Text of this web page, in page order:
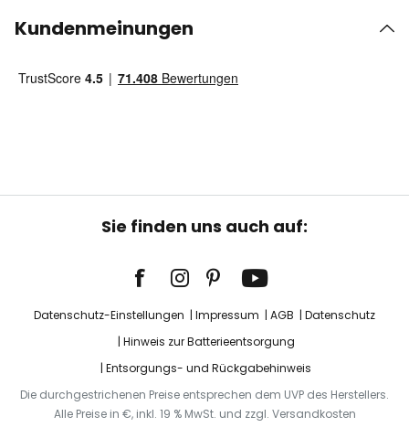
Kundenmeinungen
Sie finden uns auch auf:
Datenschutz-Einstellungen Impressum AGB
Datenschutz
Hinweis zur Batterieentsorgung
Entsorgungs- und Rückgabehinweis
Die durchgestrichenen Preise entsprechen dem UVP des Herstellers.
Alle Preise in €, inkl. 19 % MwSt. und zzgl. Versandkosten